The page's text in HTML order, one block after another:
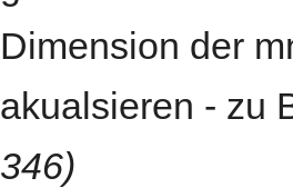
Dimension der
akualsieren - zu
346)